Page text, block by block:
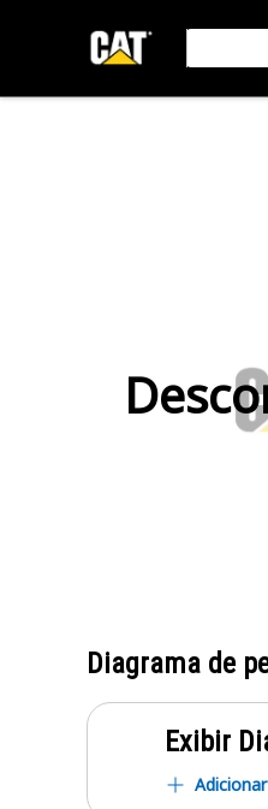
Diagrama de
Exibir